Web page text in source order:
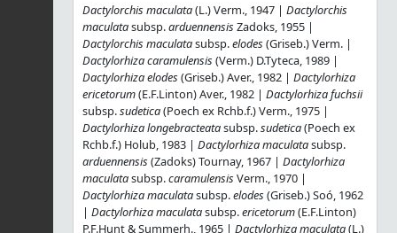
Dactylorchis maculata(L.) Verm., 1947 | Dactylorchis
maculatasubsp.arduennensis Zadoks, 1955 |
Dactylorchis maculatasubsp.elodes (Griseb.) Verm. |
Dactylorhiza caramulensis (Verm.) D.Tyteca, 1989 |
Dactylorhiza elodes (Griseb.) Aver., 1982 | Dactylorhiza
ericetorum(E.F.Linton) Aver., 1982 | Dactylorhiza fuchsii
subsp.sudetica(Poech ex Rchb.f.) Verm., 1975 |
Dactylorhiza longebracteatasubsp.sudetica(Poech ex
Rchb.f.) Holub, 1983 | Dactylorhiza maculatasubsp.
arduennensis (Zadoks) Tournay, 1967 | Dactylorhiza
maculatasubsp.caramulensis Verm., 1970 |
Dactylorhiza maculatasubsp.elodes (Griseb.) Soó, 1962
| Dactylorhiza maculatasubsp.ericetorum(E.F.Linton)
P.F.Hunt & Summerh., 1965 | Dactylorhiza maculata(L.)